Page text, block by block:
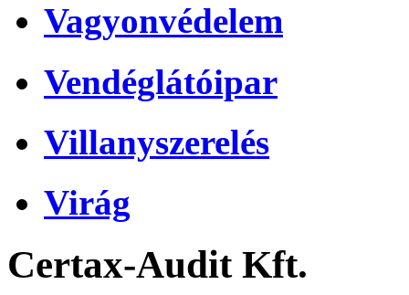
Vagyonvédelem
Vendéglátóipar
Villanyszerelés
Virág
Certax-Audit Kft.